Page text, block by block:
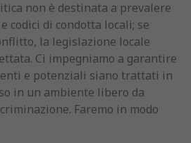
non è destinata a prevalere
codici di condotta locali; se
la legislazione locale
Ci impegniamo a garantire
e potenziali siano trattati in
in un ambiente libero da
Faremo in modo